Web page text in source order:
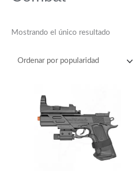
Mostrando el único resultado